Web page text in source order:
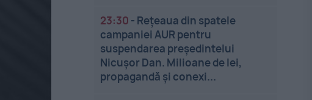
23:30 - Rețeaua din spatele
campaniei AUR pentru
suspendarea președintelui
Nicușor Dan. Milioane de lei,
propagandă și conexi...